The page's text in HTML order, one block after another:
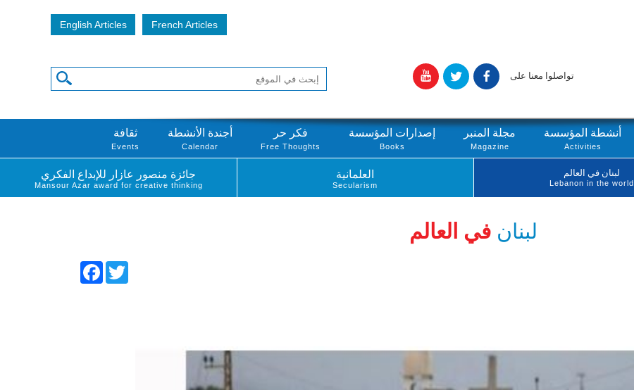
English Articles French Articles
تواصلوا معنا على
أنشطة المؤسسة
Activities
مجلة المنبر
Magazine
إصدارات المؤسسة
Books
فكر حر
Free Thoughts
أجندة الأنشطة
Calendar
ثقافة
Events
لبنان في العالم
Lebanon in the world
العلمانية
Secularism
جائزة منصور عازار للإبداع الفكري
Mansour Azar award for creative thinking
لبنان في العالم
FacebookTwitter